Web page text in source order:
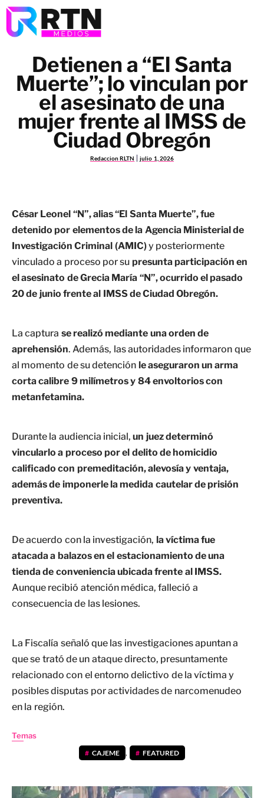
Detienen a “El Santa
Muerte”; lo vinculan por
el asesinato de una
mujer frente al IMSS de
Ciudad Obregón
Redaccion RLTN julio 1, 2026
César Leonel “N”, alias “El Santa Muerte”, fue
detenido por elementos de la Agencia Ministerial de
Investigación Criminal (AMIC)y posteriormente
vinculado a proceso por su presunta participación en
el asesinato de Grecia María “N”, ocurrido el pasado
20 de junio frente al IMSS de Ciudad Obregón.
La captura se realizó mediante una orden de
aprehensión. Además, las autoridades informaron que
al momento de su detención le aseguraron un arma
corta calibre 9 milímetros y 84 envoltorios con
metanfetamina.
Durante la audiencia inicial,un juez determinó
vincularlo a proceso por el delito de homicidio
calificado con premeditación, alevosía y ventaja,
además de imponerle la medida cautelar de prisión
preventiva.
De acuerdo con la investigación, la víctima fue
atacada a balazos en el estacionamiento de una
tienda de conveniencia ubicada frente al IMSS.
Aunque recibió atención médica, falleció a
consecuencia de las lesiones.
La Fiscalía señaló que las investigaciones apuntan a
que se trató de un ataque directo, presuntamente
relacionado con el entorno delictivo de la víctima y
posibles disputas por actividades de narcomenudeo
en la región.
Temas
CAJEME , FEATURED